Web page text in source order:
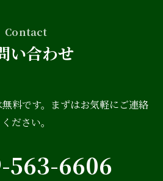
Contact
い合わせ
料です。まずはお気軽にご連絡
ください。
563-6606